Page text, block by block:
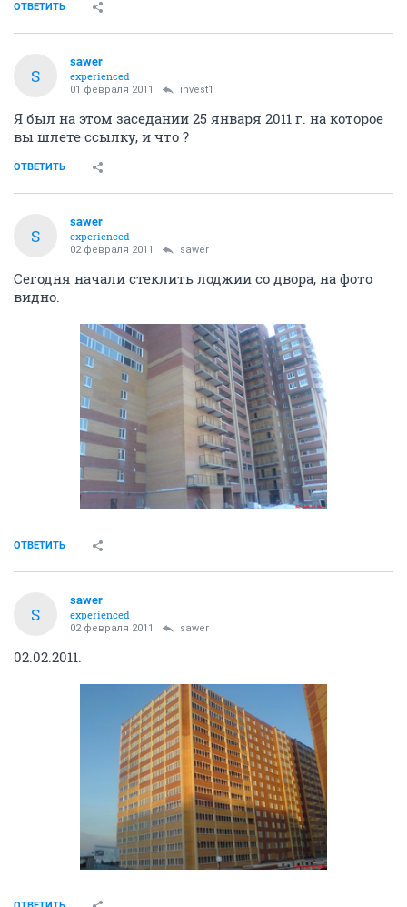
ОТВЕТИТЬ
S
sawer
experienced
01 февраля 2011 invest1
Я был на этом заседании 25 января 2011 г. на которое
вы шлете ссылку, и что ?
ОТВЕТИТЬ
S
sawer
experienced
02 февраля 2011 sawer
Сегодня начали стеклить лоджии со двора, на фото
видно.
ОТВЕТИТЬ
S
sawer
experienced
02 февраля 2011 sawer
02.02.2011.